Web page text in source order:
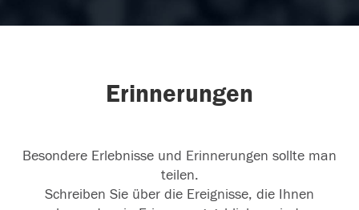
Erinnerungen
Besondere Erlebnisse und Erinnerungen sollte man
teilen.
Schreiben Sie über die Ereignisse, die Ihnen